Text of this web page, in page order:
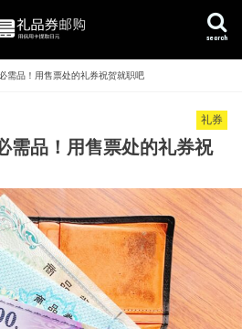
search
需品！用售票处的礼券祝贺就职吧
礼券
需品！用售票处的礼券祝